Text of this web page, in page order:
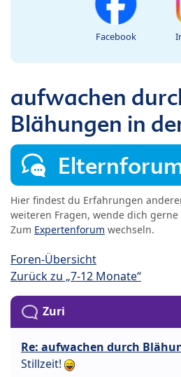
Facebook
aufwachen
Blähungen in
Hier findest du Erfahrungen
weiteren Fragen, wende dich
Zum Expertenforum wechseln.
Foren-Übersicht
Zurück zu „7-12 Monate“
Zuri
Re: aufwachen durch
Stillzeit!